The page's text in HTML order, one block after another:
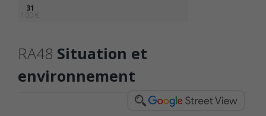
31
100 €
RA48 Situation et
environnement